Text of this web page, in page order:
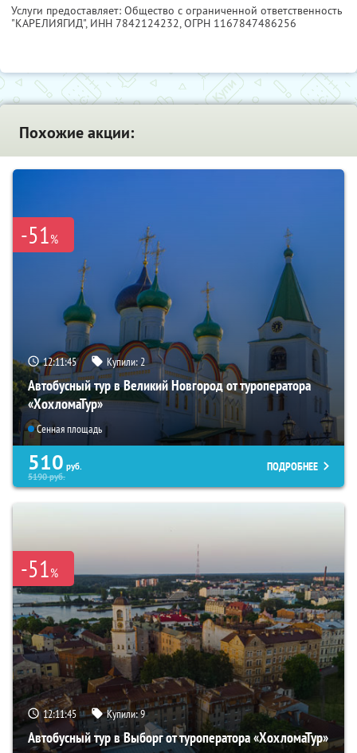
Услуги предоставляет: Общество с ограниченной ответственность
"КАРЕЛИЯГИД", ИНН 7842124232, ОГРН 1167847486256
Похожие акции:
-51%
12:11:44 Купили:2
Автобусный тур в Великий Новгород от туроператора
«ХохломаТур»
Сенная площадь
510 руб.
5190руб.
ПОДРОБНЕЕ
-51%
12:11:44 Купили:9
Автобусный тур в Выборг от туроператора «ХохломаТур»